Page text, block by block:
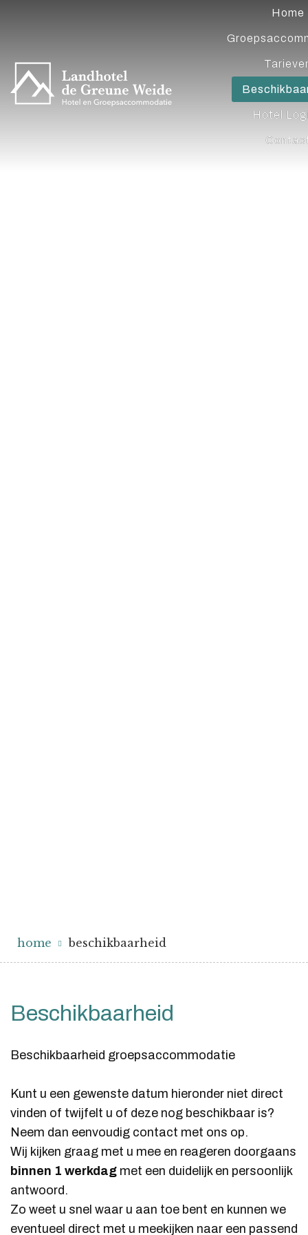
Home
Hotel
home beschikbaarheid
Beschikbaarheid
Beschikbaarheid groepsaccommodatie
Kunt u een gewenste datum hieronder niet direct
vinden of twijfelt u of deze nog beschikbaar is?
Neem dan eenvoudig contact met ons op.
Wij kijken graag met u mee en reageren doorgaans
binnen 1 werkdag met een duidelijk en persoonlijk
antwoord.
Zo weet u snel waar u aan toe bent en kunnen we
eventueel direct met u meekijken naar een passend